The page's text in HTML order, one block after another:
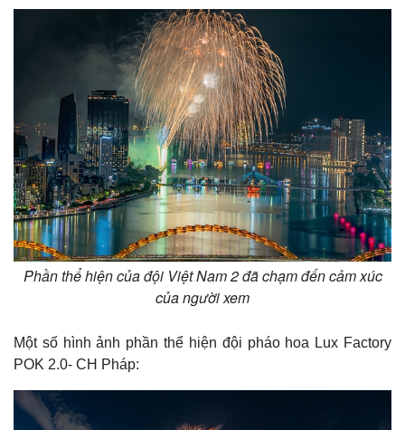
Phần thể hiện của đội Việt Nam 2 đã chạm đến cảm xúc
của người xem
Một số hình ảnh phần thể hiện đội pháo hoa Lux Factory
POK 2.0- CH Pháp: